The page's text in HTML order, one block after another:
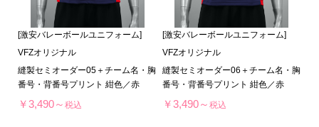
[激安バレーボールユニフォーム]
VFZオリジナル
縫製セミオーダー05＋チーム名・胸
番号・背番号プリント 紺色／赤
￥3,490～税込
[激安バレーボールユニフォーム]
VFZオリジナル
縫製セミオーダー06＋チーム名・胸
番号・背番号プリント 紺色／赤
￥3,490～ 税込